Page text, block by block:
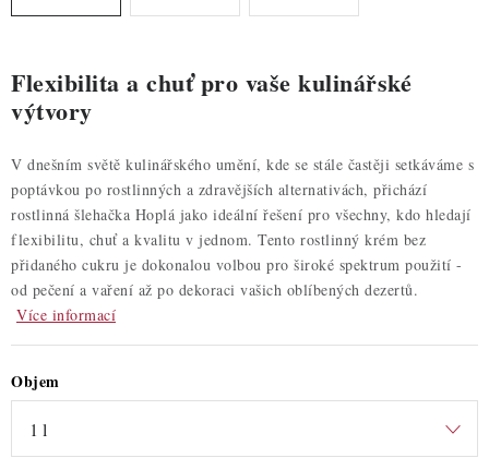
Hodnocení obchodu
Blog
Moje objednávka
Flexibilita a chuť pro vaše kulinářské
výtvory
V dnešním světě kulinářského umění, kde se stále častěji setkáváme s
poptávkou po rostlinných a zdravějších alternativách, přichází
rostlinná šlehačka Hoplá jako ideální řešení pro všechny, kdo hledají
flexibilitu, chuť a kvalitu v jednom. Tento rostlinný krém bez
přidaného cukru je dokonalou volbou pro široké spektrum použití -
od pečení a vaření až po dekoraci vašich oblíbených dezertů.
Více informací
Objem